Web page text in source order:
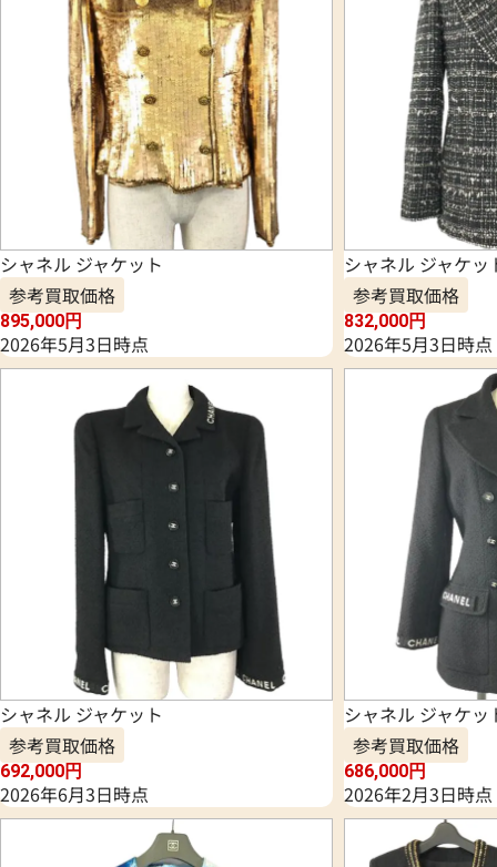
シャネル ジャケット
参考買取価格
895,000円
2026年5月3日時点
シャネル ジャケッ
参考買取価格
832,000円
2026年5月3日時点
シャネル ジャケット
参考買取価格
692,000円
2026年6月3日時点
シャネル ジャケッ
参考買取価格
686,000円
2026年2月3日時点